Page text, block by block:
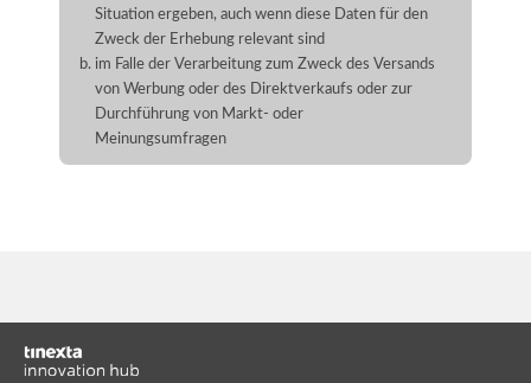
Situation ergeben, auch wenn diese Daten für den
Zweck der Erhebung relevant sind
im Falle der Verarbeitung zum Zweck des Versands
von Werbung oder des Direktverkaufs oder zur
Durchführung von Markt- oder
Meinungsumfragen